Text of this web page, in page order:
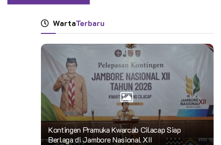
WartaTerbaru
Kontingen Pramuka Kwarcab Cilacap Siap
Berlaga di Jambore Nasional XII